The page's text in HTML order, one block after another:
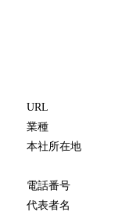
URL
業種
本社所在地
電話番号
代表者名